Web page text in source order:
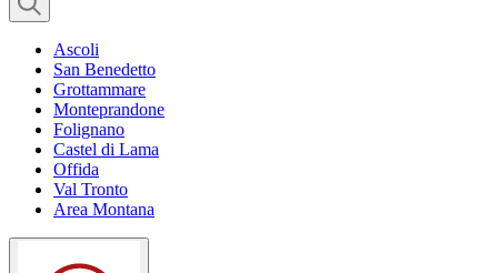
Ascoli
San Benedetto
Grottammare
Monteprandone
Folignano
Castel di Lama
Offida
Val Tronto
Area Montana